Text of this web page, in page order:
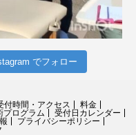
でフォロー
付時間・アクセス
料金
プログラム
受付日カレンダー
プライバシーポリシー